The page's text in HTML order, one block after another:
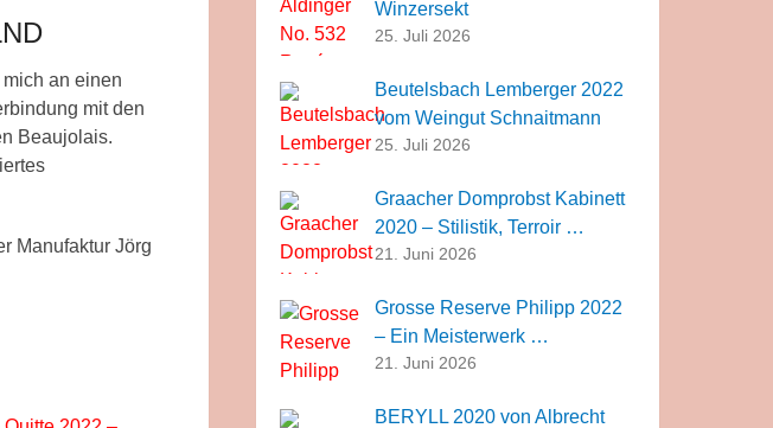
an einen
mit den
Beaujolais.
Manufaktur Jörg
Winzersekt
25. Juli 2026
Beutelsbach Lemberger 2022
vom Weingut Schnaitmann
25. Juli 2026
Graacher Domprobst Kabinett
2020 – Stilistik, Terroir …
21. Juni 2026
Grosse Reserve Philipp 2022
– Ein Meisterwerk …
21. Juni 2026
BERYLL 2020 von Albrecht